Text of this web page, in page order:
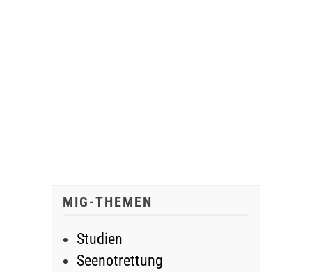
MIG-THEMEN
Studien
Seenotrettung